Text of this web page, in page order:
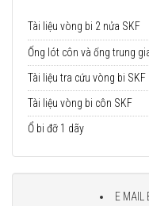
Tài liệu vòng bi 2 nửa SKF
Ống lót côn và ống trung
Tài liệu tra cứu vòng bi SKF
Tài liệu vòng bi côn SKF
Ổ bi đỡ 1 dãy
E MAIL